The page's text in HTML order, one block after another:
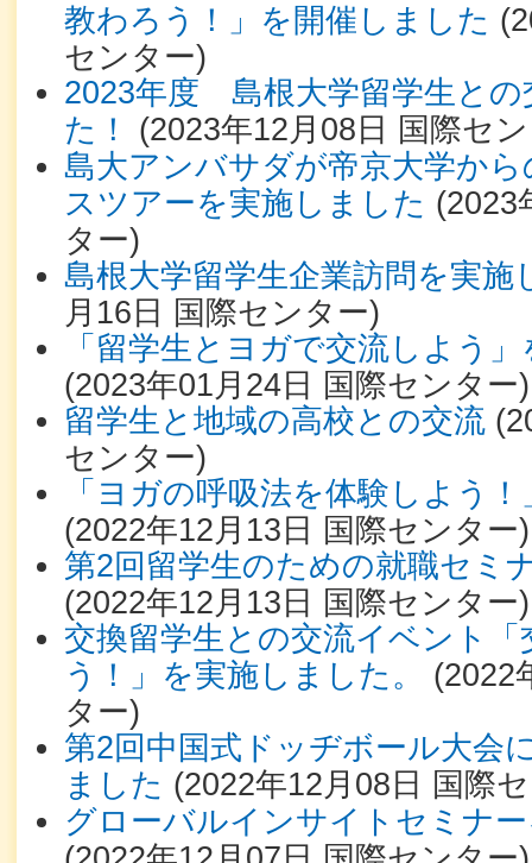
教わろう！」を開催しました (
センター)
2023年度 島根大学留学生との
た！
(2023年12月08日 国際セ
島大アンバサダが帝京大学か
スツアーを実施しました (2023
ター)
島根大学留学生企業訪問を実施
月16日 国際センター)
「留学生とヨガで交流しよう
(2023年01月24日 国際センター)
留学生と地域の高校との交流 (
センター)
「ヨガの呼吸法を体験しよう
(2022年12月13日 国際センター)
第2回留学生のための就職セミ
(2022年12月13日 国際センター)
交換留学生との交流イベント「
う！」を実施しました。
(2022
ター)
第2回中国式ドッヂボール大会
ました (2022年12月08日 国際
グローバルインサイトセミナ